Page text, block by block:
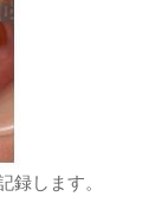
録します。